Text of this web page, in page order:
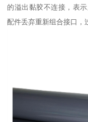
的溢出黏胶不连接，表
配件丢弃重新组合接口，